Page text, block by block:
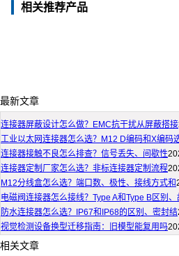
相关推荐产品
最新文章
连接器屏蔽设计怎么做？EMC抗干扰从屏蔽搭接
工业以太网连接器怎么选？M12 D编码和X编码
连接器接触不良怎么排查？信号丢失、间歇性
连接器定制厂家怎么选？非标连接器定制流程
M12分线盒怎么选？端口数、极性、接线方式和
电磁阀连接器怎么接线？Type A和Type B区别、
防水连接器怎么选？IP67和IP68的区别、密封结
视觉检测设备换型迁移指南：旧模型能复用吗
相关文章